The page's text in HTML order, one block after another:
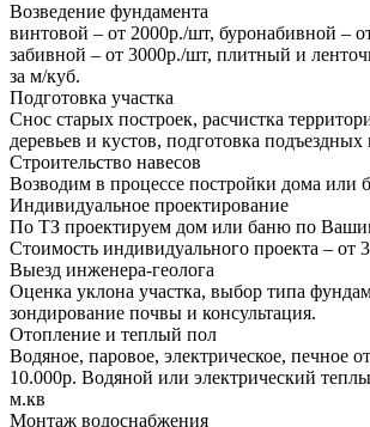
Возведение фундамента
винтовой – от 2000р./шт, буронабивной –
забивной – от 3000р./шт, плитный и
за м/куб.
Подготовка участка
Снос старых построек, расчистка
деревьев и кустов, подготовка подъездных
Строительство навесов
Возводим в процессе постройки дома или
Индивидуальное проектирование
По ТЗ проектируем дом или баню по
Стоимость индивидуального проекта – от
Выезд инженера-геолога
Оценка уклона участка, выбор типа
зондирование почвы и консультация.
Отопление и теплый пол
Водяное, паровое, электрическое, печное
10.000р. Водяной или электрический
м.кв
Монтаж водоснабжения